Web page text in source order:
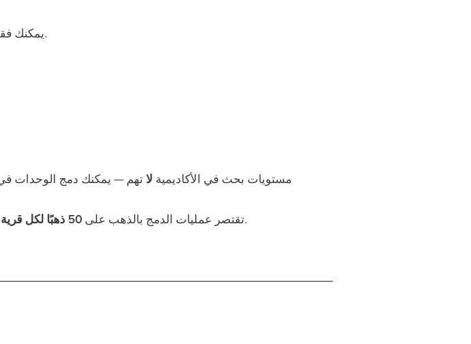
يمكنكنفسها الخاصة بالقرية المستهدفة.
مستويات بحث في الأكاديمية لاتهم — يمكنك دمج الوحدات في
تقتصر عمليات الدمج بالذهب على 50 ذهبًا لكل قرية يوميًا
، وتتم إعادة الضبط مع إعادة ضبط المهام اليومية.